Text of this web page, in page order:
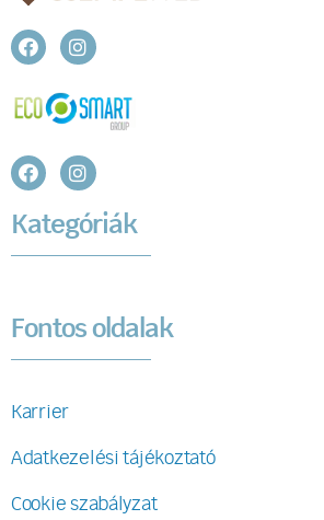
Kategóriák
Fontos oldalak
Karrier
Adatkezelési tájékoztató
Cookie szabályzat